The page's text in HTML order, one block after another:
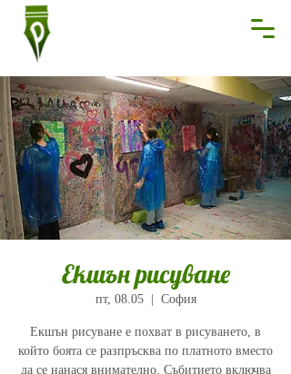
Екшън рисуване
пт, 08.05
  |
София
Екшън рисуване е похват в рисуването, в
който боята се разпръсква по платното вместо
да се нанася внимателно. Събитието включва